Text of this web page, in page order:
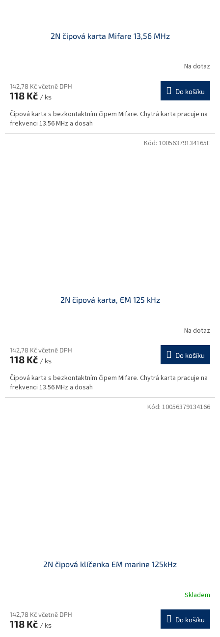
2N čipová karta Mifare 13,56 MHz
Na dotaz
142,78 Kč včetně DPH
118 Kč / ks
Do košíku
Čipová karta s bezkontaktním čipem Mifare. Chytrá karta pracuje na
frekvenci 13.56 MHz a dosah
2N čipová karta, EM 125 kHz
Na dotaz
142,78 Kč včetně DPH
118 Kč / ks
Do košíku
Čipová karta s bezkontaktním čipem Mifare. Chytrá karta pracuje na
frekvenci 13.56 MHz a dosah
Kód: 10056379134165E
2N čipová klíčenka EM marine 125kHz
Skladem
142,78 Kč včetně DPH
118 Kč / ks
Do košíku
Kód: 10056379134166